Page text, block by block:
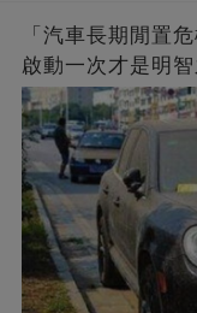
「汽車長期閒置
啟動一次才是明智